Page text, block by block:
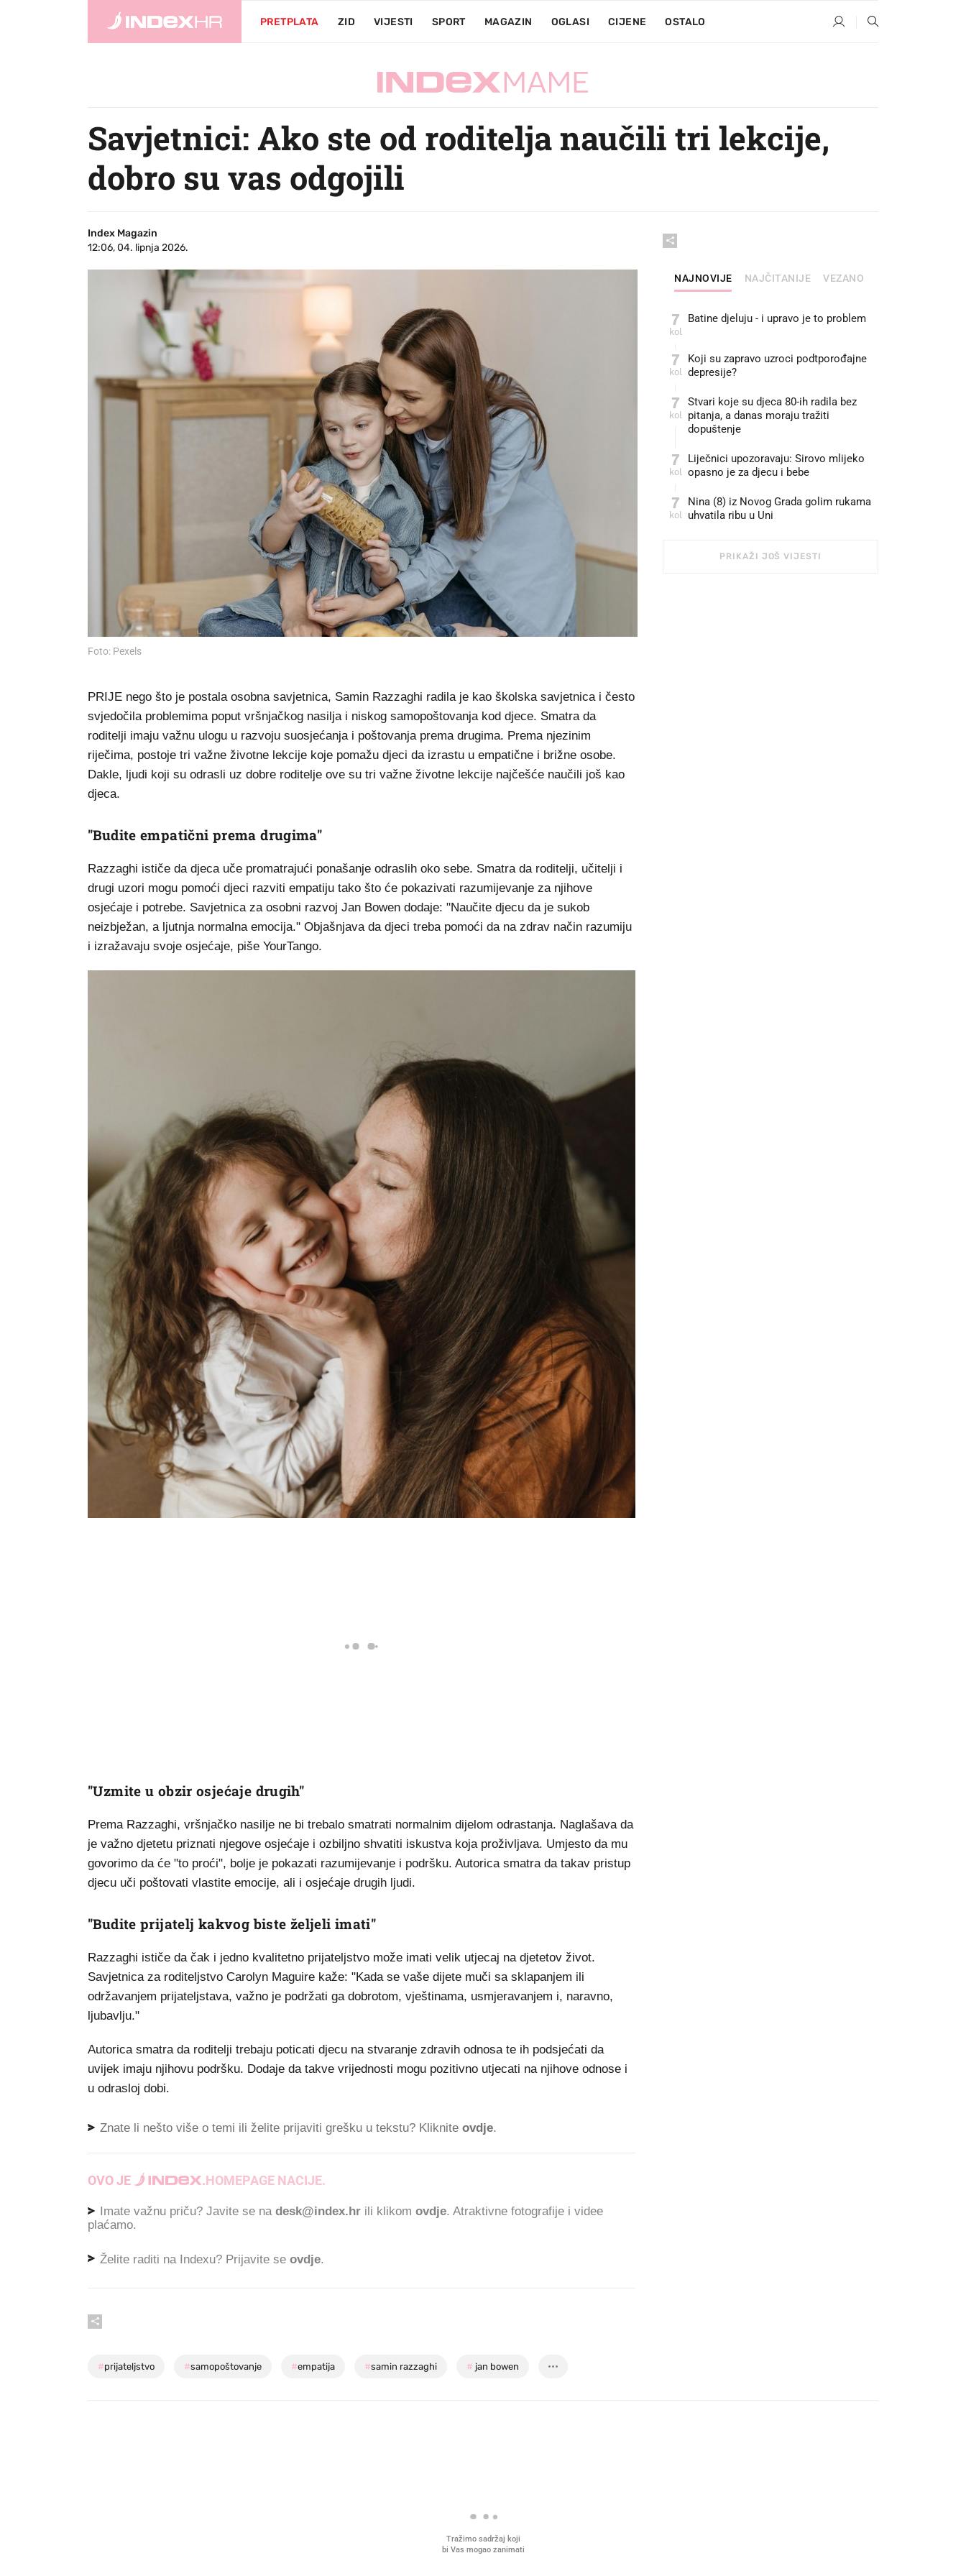
PRETPLATA ZID VIJESTI SPORT MAGAZIN OGLASI CIJENE OSTALO
Savjetnici: Ako ste od roditelja naučili tri lekcije,
dobro su vas odgojili
Index Magazin
12:06, 04. lipnja 2026.
Foto: Pexels
PRIJE nego što je postala osobna savjetnica, Samin Razzaghi radila je kao školska savjetnica i često
svjedočila problemima poput vršnjačkog nasilja i niskog samopoštovanja kod djece. Smatra da
roditelji imaju važnu ulogu u razvoju suosjećanja i poštovanja prema drugima. Prema njezinim
riječima, postoje tri važne životne lekcije koje pomažu djeci da izrastu u empatične i brižne osobe.
Dakle, ljudi koji su odrasli uz dobre roditelje ove su tri važne životne lekcije najčešće naučili još kao
djeca.
"Budite empatični prema drugima"
Razzaghi ističe da djeca uče promatrajući ponašanje odraslih oko sebe. Smatra da roditelji, učitelji i
drugi uzori mogu pomoći djeci razviti empatiju tako što će pokazivati razumijevanje za njihove
osjećaje i potrebe. Savjetnica za osobni razvoj Jan Bowen dodaje: "Naučite djecu da je sukob
neizbježan, a ljutnja normalna emocija." Objašnjava da djeci treba pomoći da na zdrav način razumiju
i izražavaju svoje osjećaje, piše YourTango.
"Uzmite u obzir osjećaje drugih"
Prema Razzaghi, vršnjačko nasilje ne bi trebalo smatrati normalnim dijelom odrastanja. Naglašava da
je važno djetetu priznati njegove osjećaje i ozbiljno shvatiti iskustva koja proživljava. Umjesto da mu
govorimo da će "to proći", bolje je pokazati razumijevanje i podršku. Autorica smatra da takav pristup
djecu uči poštovati vlastite emocije, ali i osjećaje drugih ljudi.
"Budite prijatelj kakvog biste željeli imati"
Razzaghi ističe da čak i jedno kvalitetno prijateljstvo može imati velik utjecaj na djetetov život.
Savjetnica za roditeljstvo Carolyn Maguire kaže: "Kada se vaše dijete muči sa sklapanjem ili
održavanjem prijateljstava, važno je podržati ga dobrotom, vještinama, usmjeravanjem i, naravno,
ljubavlju."
Autorica smatra da roditelji trebaju poticati djecu na stvaranje zdravih odnosa te ih podsjećati da
uvijek imaju njihovu podršku. Dodaje da takve vrijednosti mogu pozitivno utjecati na njihove odnose i
u odrasloj dobi.
Znate li nešto više o temi ili želite prijaviti grešku u tekstu? Kliknite ovdje.
OVO JE .HOMEPAGE NACIJE.
Imate važnu priču? Javite se na desk@index.hr ili klikom ovdje. Atraktivne fotografije i videe
plaćamo.
Želite raditi na Indexu? Prijavite se ovdje.
#prijateljstvo #samopoštovanje #empatija #samin razzaghi # jan bowen
NAJNOVIJE NAJČITANIJE VEZANO
7
kol
Batine djeluju - i upravo je to problem
7
kol
Koji su zapravo uzroci podtporođajne
depresije?
7
kol
Stvari koje su djeca 80-ih radila bez
pitanja, a danas moraju tražiti
dopuštenje
7
kol
Liječnici upozoravaju: Sirovo mlijeko
opasno je za djecu i bebe
7
kol
Nina (8) iz Novog Grada golim rukama
uhvatila ribu u Uni
PRIKAŽI JOŠ VIJESTI
Tražimo sadržaj koji
bi Vas mogao zanimati